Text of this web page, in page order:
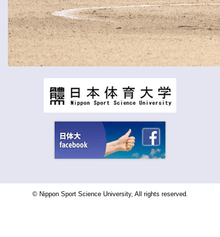
© Nippon Sport Science University, All rights reserved.